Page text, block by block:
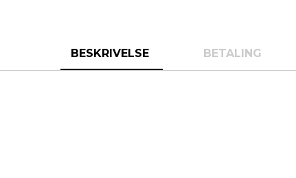
BESKRIVELSE BETALING